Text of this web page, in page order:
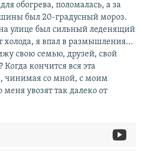
обогрева, поломалась, а за
был 20-градусный мороз.
улице был сильный леденящий
холода, я впал в размышления...
свою семью, друзей, свой
кончится вся эта
чинимая со мной, с моим
увозят так далеко от